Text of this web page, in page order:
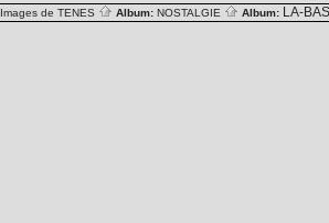
Images de TENES Album: NOSTALGIE Album: LA-BAS